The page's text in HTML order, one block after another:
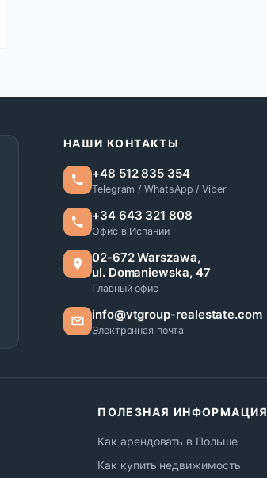
НАШИ КОНТАКТЫ
+48 512 835 354
Telegram / WhatsApp / Viber
+34 643 321 808
Офис в Испании
02-672 Warszawa,
ul. Domaniewska, 47
Главный офис
info@vtgroup-realestate.com
Электронная почта
ПОЛЕЗНАЯ ИНФОРМАЦИЯ
Как арендовать в Польше
Как купить недвижимость